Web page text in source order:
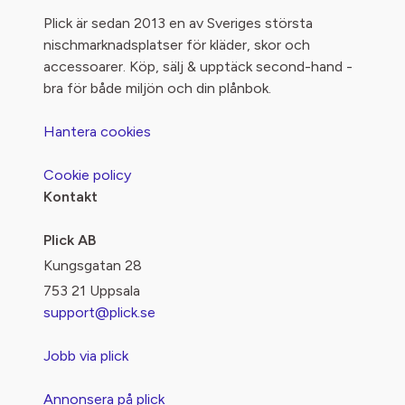
Plick är sedan 2013 en av Sveriges största
nischmarknadsplatser för kläder, skor och
accessoarer. Köp, sälj & upptäck second-hand -
bra för både miljön och din plånbok.
Hantera cookies
Cookie policy
Kontakt
Plick AB
Kungsgatan 28
753 21 Uppsala
support@plick.se
Jobb via plick
Annonsera på plick